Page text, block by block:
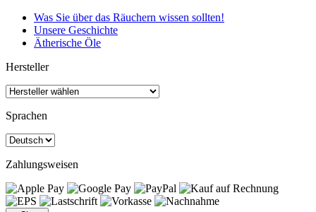
Was Sie über das Räuchern wissen sollten!
Unsere Geschichte
Ätherische Öle
Hersteller
Sprachen
Zahlungsweisen